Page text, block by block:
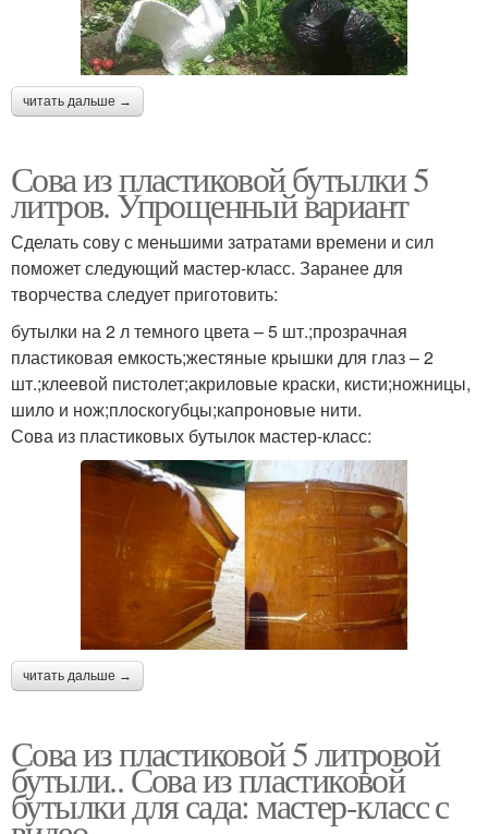
Пуфик из пластиковых
бутылок
Бутылки для улицы
бутылок
читать дальше →
Сова из пластиковой бутылки 5
литров. Упрощенный вариант
Сделать сову с меньшими затратами времени и сил
поможет следующий мастер-класс. Заранее для
творчества следует приготовить:
бутылки на 2 л темного цвета – 5 шт.;прозрачная
пластиковая емкость;жестяные крышки для глаз – 2
шт.;клеевой пистолет;акриловые краски, кисти;ножницы,
шило и нож;плоскогубцы;капроновые нити.
Сова из пластиковых бутылок мастер-класс:
читать дальше →
Сова из пластиковой 5 литровой
бутыли.. Сова из пластиковой
бутылки для сада: мастер-класс с